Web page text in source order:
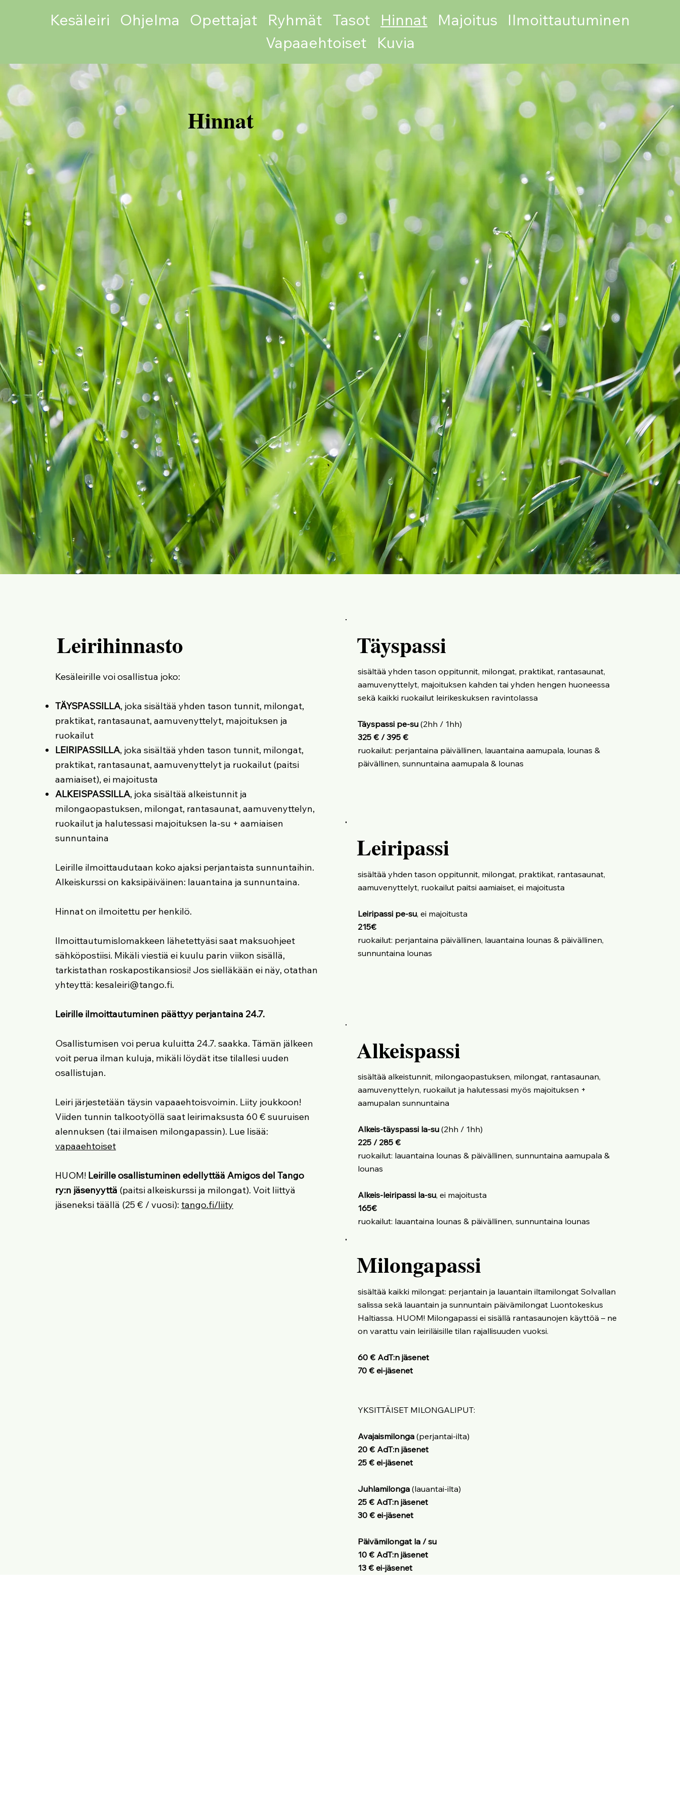
Kesäleiri Ohjelma Opettajat Ryhmät Tasot Hinnat Majoitus
Ilmoittautuminen
Vapaaehtoiset
Kuvia
Hinnat
Leirihinnasto
Kesäleirille voi osallistua joko:
TÄYSPASSILLA, joka sisältää yhden tason tunnit, milongat,
praktikat, rantasaunat, aamuvenyttelyt, majoituksen ja
ruokailut
LEIRIPASSILLA, joka sisältää yhden tason tunnit, milongat,
praktikat, rantasaunat, aamuvenyttelyt ja ruokailut (paitsi
aamiaiset), ei majoitusta​
ALKEISPASSILLA, joka sisältää alkeistunnit ja
milongaopastuksen, milongat, rantasaunat, aamuvenyttelyn,
ruokailut ja halutessasi majoituksen la-su + aamiaisen
sunnuntaina
Leirille ilmoittaudutaan koko ajaksi perjantaista sunnuntaihin.
Alkeiskurssi on kaksipäiväinen: lauantaina ja sunnuntaina.
Hinnat on ilmoitettu per henkilö.
Ilmoittautumislomakkeen lähetettyäsi saat maksuohjeet
sähköpostiisi. Mikäli viestiä ei kuulu parin viikon sisällä,
tarkistathan roskapostikansiosi! Jos sielläkään ei näy, otathan
yhteyttä: kesaleiri@tango.fi.
Leirille ilmoittautuminen päättyy perjantaina 24.7.
Osallistumisen voi perua kuluitta 24.7. saakka. Tämän jälkeen
voit perua ilman kuluja, mikäli löydät itse tilallesi uuden
osallistujan.
Leiri järjestetään täysin vapaaehtoisvoimin. Liity joukkoon!
Viiden tunnin talkootyöllä saat leirimaksusta 60 € suuruisen
alennuksen (tai ilmaisen milongapassin). Lue lisää:
vapaaehtoiset
HUOM! Leirille osallistuminen edellyttää Amigos del Tango
ry:n jäsenyyttä (paitsi alkeiskurssi ja milongat). Voit liittyä
jäseneksi täällä (25 € / vuosi): tango.fi/liity
Täyspassi
sisältää yhden tason oppitunnit, milongat, praktikat, rantasaunat,
aamuvenyttelyt, majoituksen kahden tai yhden hengen huoneessa
sekä kaikki ruokailut leirikeskuksen ravintolassa
Täyspassi pe-su (2hh / 1hh)
325 € / 395 €
ruokailut: perjantaina päivällinen, lauantaina aamupala, lounas &
päivällinen, sunnuntaina aamupala & lounas
Leiripassi
sisältää yhden tason oppitunnit, milongat, praktikat, rantasaunat,
aamuvenyttelyt, ruokailut paitsi aamiaiset, ei majoitusta
Leiripassi pe-su, ei majoitusta
215€
ruokailut: perjantaina päivällinen, lauantaina lounas & päivällinen,
sunnuntaina lounas
Alkeispassi
sisältää alkeistunnit, milongaopastuksen, milongat, rantasaunan,
aamuvenyttelyn, ruokailut ja halutessasi myös majoituksen +
aamupalan sunnuntaina
Alkeis-täyspassi la-su (2hh / 1hh)
225 / 285 €
ruokailut: lauantaina lounas & päivällinen, sunnuntaina aamupala &
lounas
Alkeis-leiripassi la-su, ei majoitusta
165€
​ruokailut: lauantaina lounas & päivällinen, sunnuntaina lounas
Milongapassi
sisältää kaikki milongat: perjantain ja lauantain iltamilongat Solvallan
salissa sekä lauantain ja sunnuntain päivämilongat Luontokeskus
Haltiassa. HUOM! Milongapassi ei sisällä rantasaunojen käyttöä – ne
on varattu vain leiriläisille tilan rajallisuuden vuoksi.
60 € AdT:n jäsenet
70 € ei-jäsenet
YKSITTÄISET MILONGALIPUT:
Avajaismilonga (perjantai-ilta)
20 € AdT:n jäsenet
25 € ei-jäsenet
Juhlamilonga (lauantai-ilta)
25 € AdT:n jäsenet
30 € ei-jäsenet
Päivämilongat la / su
10 € AdT:n jäsenet
13 € ei-jäsenet